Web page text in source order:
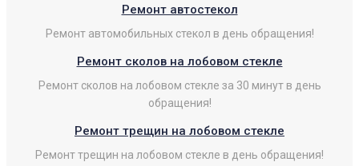
Ремонт автостекол
Ремонт автомобильных стекол в день обращения!
Ремонт сколов на лобовом стекле
Ремонт сколов на лобовом стекле за 30 минут в день
обращения!
Ремонт трещин на лобовом стекле
Ремонт трещин на лобовом стекле в день обращения!